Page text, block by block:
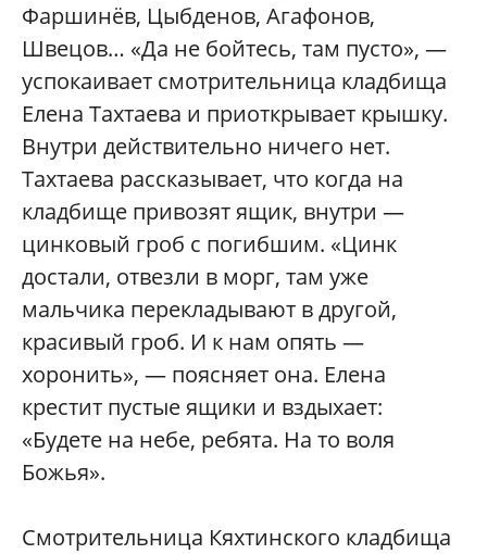
Фаршинёв, Цыбденов, Агафонов,
Швецов… «Да не бойтесь, там пусто», —
успокаивает смотрительница кладбища
Елена Тахтаева и приоткрывает крышку.
Внутри действительно ничего нет.
Тахтаева рассказывает, что когда на
кладбище привозят ящик, внутри —
цинковый гроб с погибшим. «Цинк
достали, отвезли в морг, там уже
мальчика перекладывают в другой,
красивый гроб. И к нам опять —
хоронить», — поясняет она. Елена
крестит пустые ящики и вздыхает:
«Будете на небе, ребята. На то воля
Божья».
Смотрительница Кяхтинского кладбища